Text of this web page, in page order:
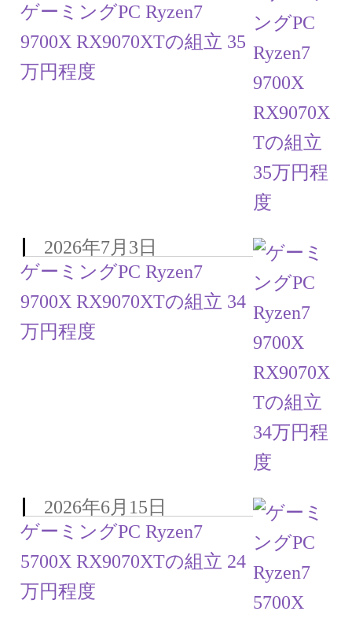
ゲーミングPC Ryzen7
9700X RX9070XTの組立 35
万円程度
ゲーミングPC Ryzen7
9700X RX9070XTの組立 34
万円程度
2026年7月3日
ゲーミングPC Ryzen7
5700X RX9070XTの組立 24
万円程度
2026年6月15日